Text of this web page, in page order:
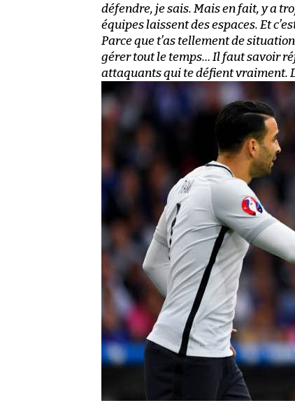
défendre, je sais. Mais en fait, y a
équipes laissent des espaces. Et
Parce que t’as tellement de
gérer tout le temps… Il faut savoir
attaquants qui te défient vraiment.